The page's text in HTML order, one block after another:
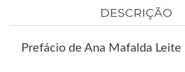
DESCRIÇÃO
Prefácio de Ana Mafalda Leite